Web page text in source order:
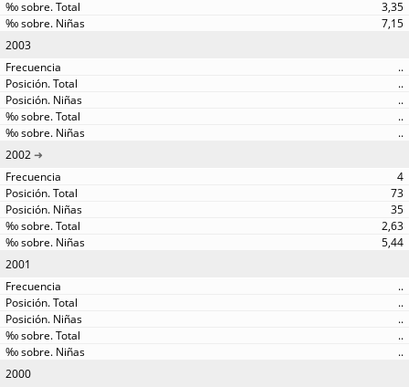
3,35
7,15
2003
..
..
..
..
..
2002
4
73
35
2,63
5,44
2001
..
..
..
..
..
2000